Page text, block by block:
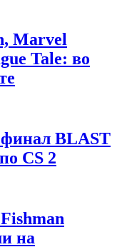
Marvel
Tale: во
BLAST
CS 2
на